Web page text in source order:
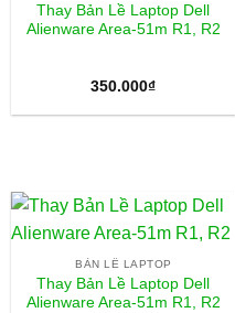
Thay Bản Lề Laptop Dell
Alienware Area-51m R1, R2
350.000₫
BẢN LỀ LAPTOP
Thay Bản Lề Laptop Dell
Alienware Area-51m R1, R2